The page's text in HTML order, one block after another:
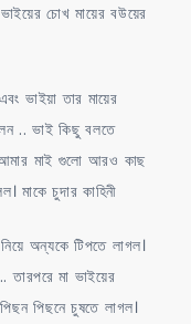
চোখ মায়ের বউয়ের
ভাইয়া তার মায়ের
.. ভাই কিছু বলতে
মাই গুলো আরও কাছ
মাকে চুদার কাহিনী
অন্যকে টিপতে লাগল।
মা ভাইয়ের
পিছনে চুষতে লাগল।